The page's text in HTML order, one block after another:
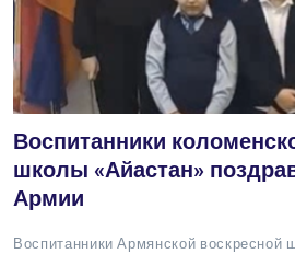
Воспитанники
школы «Айастан»
Армии
Воспитанники Армянской воскресной